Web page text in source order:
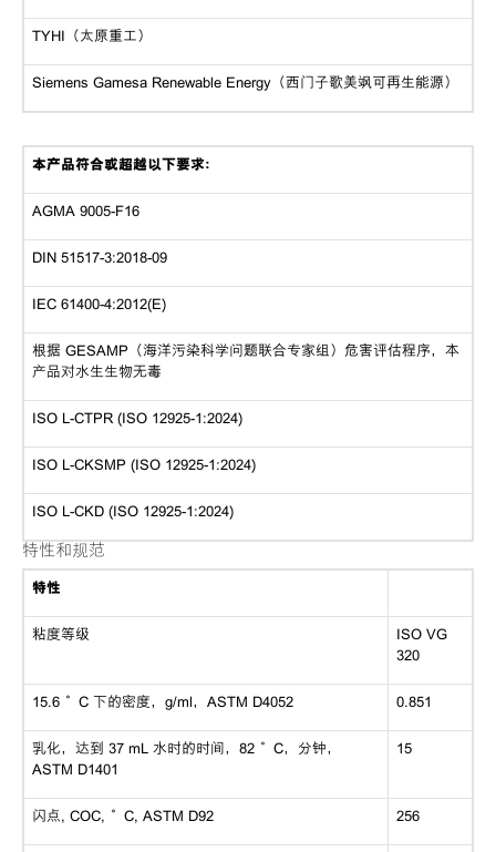
TYHI（太原重工）
Siemens Gamesa Renewable Energy（西门子歌美飒可再生能源）
本产品符合或超越以下要求：
AGMA 9005-F16
DIN 51517-3:2018-09
IEC 61400-4:2012(E)
根据 GESAMP（海洋污染科学问题联合专家组）危害评估程序，本
产品对水生生物无毒
ISO L-CTPR (ISO 12925-1:2024)
ISO L-CKSMP (ISO 12925-1:2024)
ISO L-CKD (ISO 12925-1:2024)
特性和规范
特性
粘度等级
ISO VG
320
15.6 °C 下的密度，g/ml，ASTM D4052 0.851
乳化，达到 37 mL 水时的时间，82 °C，分钟，
ASTM D1401
15
闪点, COC, °C, ASTM D92 256